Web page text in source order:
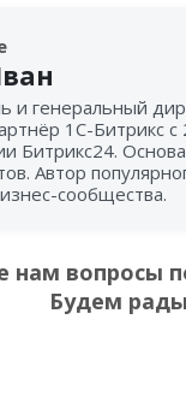
и генеральный
1С-Битрикс
Битрикс24.
Автор
сообщества.
нам вопросы
Будем